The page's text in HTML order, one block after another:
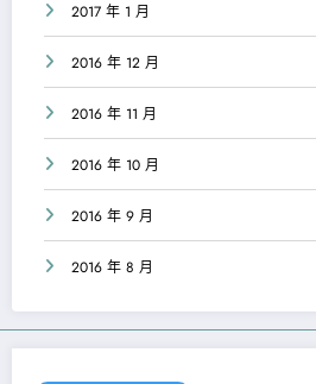
2017 年 1 月
2016 年 12 月
2016 年 11 月
2016 年 10 月
2016 年 9 月
2016 年 8 月